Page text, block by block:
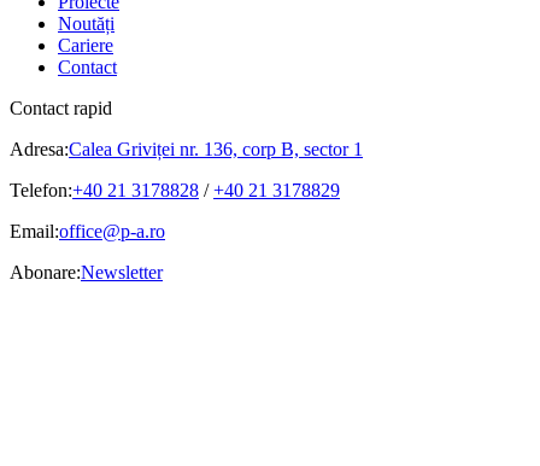
Noutăți
Cariere
Contact
Contact rapid
Adresa:Calea Griviței nr. 136, corp B, sector 1
Telefon:+40 21 3178828 /+40 21 3178829
Email:office@p-a.ro
Abonare:Newsletter